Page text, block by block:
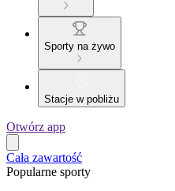
Sporty na żywo
Stacje w pobliżu
Otwórz app
Cała zawartość
Popularne sporty